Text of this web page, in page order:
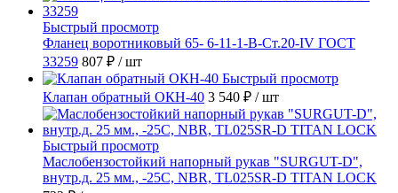
Быстрый просмотр
Фланец воротниковый 65- 6-11-1-B-Ст.20-IV ГОСТ
33259 807 ₽ / шт
Быстрый просмотр
Клапан обратный ОКН-40 3 540 ₽ / шт
Быстрый просмотр
Маслобензостойкий напорный рукав "SURGUT-D",
внутр.д. 25 мм., -25C, NBR, TL025SR-D TITAN LOCK